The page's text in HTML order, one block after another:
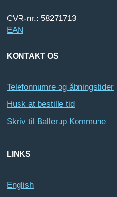
CVR-nr.: 58271713
EAN
KONTAKT OS
Telefonnumre og åbningstider
Husk at bestille tid
Skriv til Ballerup Kommune
LINKS
English